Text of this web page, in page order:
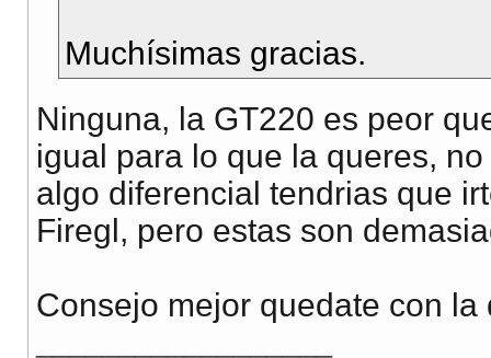
Muchísimas gracias.
Ninguna, la GT220 es peor
igual para lo que la queres,
algo diferencial tendrias que
Firegl, pero estas son
Consejo mejor quedate con la